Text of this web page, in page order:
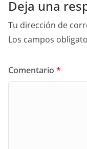
Deja una
Tu dirección de
Los campos
Comentario *